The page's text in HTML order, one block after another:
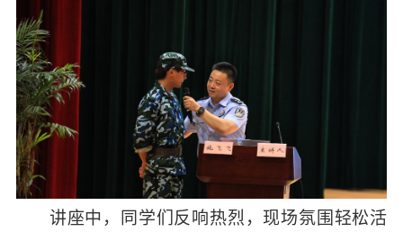
讲座中，同学们反响热烈，现场氛围轻松活